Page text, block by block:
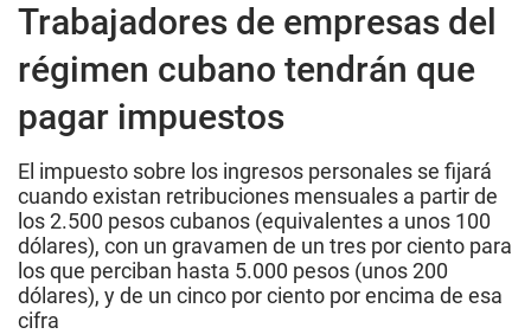
Trabajadores de empresas del
régimen cubano tendrán que
pagar impuestos
El impuesto sobre los ingresos personales se fijará
cuando existan retribuciones mensuales a partir de
los 2.500 pesos cubanos (equivalentes a unos 100
dólares), con un gravamen de un tres por ciento para
los que perciban hasta 5.000 pesos (unos 200
dólares), y de un cinco por ciento por encima de esa
cifra